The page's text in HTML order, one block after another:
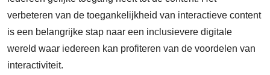
verbeteren van de toegankelijkheid van interactieve content
is een belangrijke stap naar een inclusievere digitale
wereld waar iedereen kan profiteren van de voordelen van
interactiviteit.